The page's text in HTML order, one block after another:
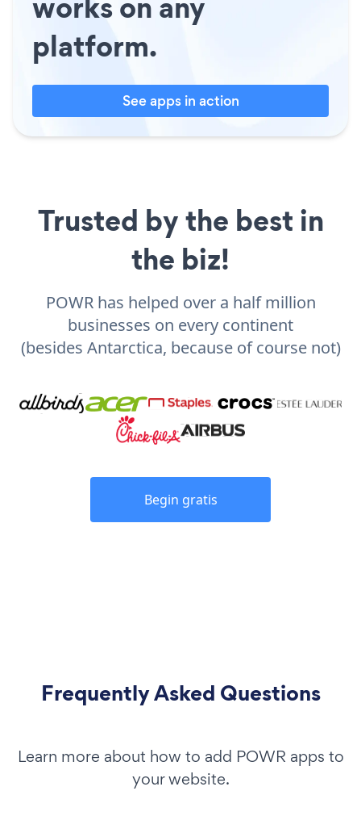
platform.
See apps in action
Trusted by the best in
the biz!
POWR has helped over a half million
businesses on every continent
(besides Antarctica, because of course not)
Begin gratis
Frequently Asked Questions
Learn more about how to add POWR apps to
your website.